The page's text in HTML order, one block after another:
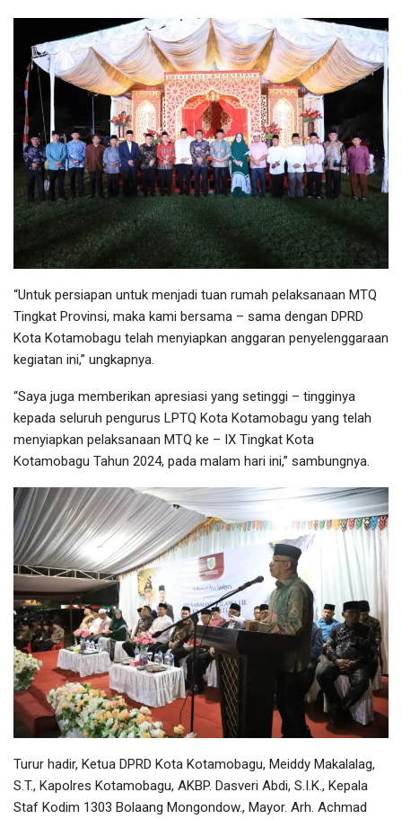
“Untuk persiapan untuk menjadi tuan rumah pelaksanaan MTQ
Tingkat Provinsi, maka kami bersama – sama dengan DPRD
Kota Kotamobagu telah menyiapkan anggaran penyelenggaraan
kegiatan ini,” ungkapnya.
“Saya juga memberikan apresiasi yang setinggi – tingginya
kepada seluruh pengurus LPTQ Kota Kotamobagu yang telah
menyiapkan pelaksanaan MTQ ke – IX Tingkat Kota
Kotamobagu Tahun 2024, pada malam hari ini,” sambungnya.
Turur hadir, Ketua DPRD Kota Kotamobagu, Meiddy Makalalag,
S.T., Kapolres Kotamobagu, AKBP. Dasveri Abdi, S.I.K., Kepala
Staf Kodim 1303 Bolaang Mongondow., Mayor. Arh. Achmad